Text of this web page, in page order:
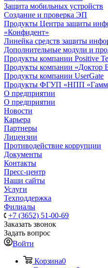
Защита мобильных устройств
Создание и проверка ЭП
Продукты Центра защиты
«Конфидент»
Линейка средств защиты
Дополнительные модули и
Продукты компании Positive
Продукты компании «Доктор
Продукты компании UserGate
Продукты ФГУП «НПП
О предприятии
О предприятии
Новости
Карьера
Партнеры
Лицензии
Противодействие коррупции
Документы
Контакты
Пресс-центр
Наши сайты
Услуги
Техподдержка
Филиалы
+7 (3652) 51-00-69
Заказать звонок
Задать вопрос
Войти
Корзина0